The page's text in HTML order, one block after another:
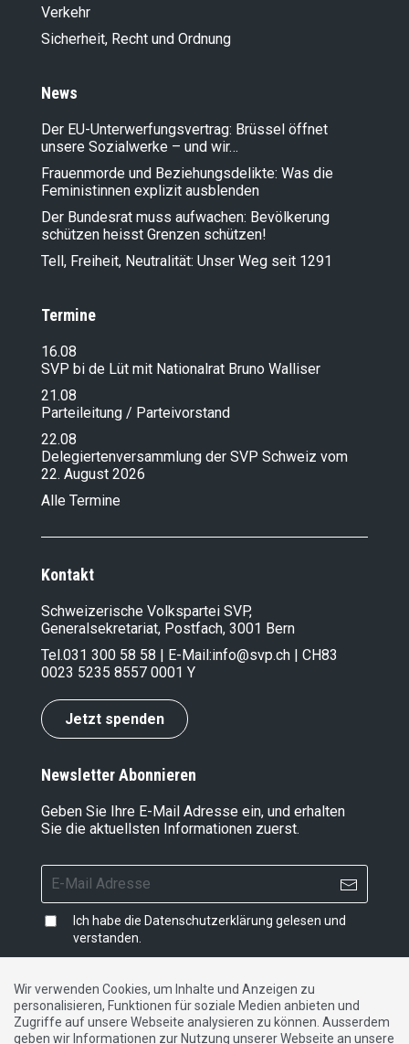
Verkehr
Sicherheit, Recht und Ordnung
News
Der EU-Unterwerfungsvertrag: Brüssel öffnet
unsere Sozialwerke – und wir…
Frauenmorde und Beziehungsdelikte: Was die
Feministinnen explizit ausblenden
Der Bundesrat muss aufwachen: Bevölkerung
schützen heisst Grenzen schützen!
Tell, Freiheit, Neutralität: Unser Weg seit 1291
Termine
16.08
SVP bi de Lüt mit Nationalrat Bruno Walliser
21.08
Parteileitung / Parteivorstand
22.08
Delegiertenversammlung der SVP Schweiz vom
22. August 2026
Alle Termine
Kontakt
Schweizerische Volkspartei SVP,
Generalsekretariat, Postfach, 3001 Bern
Tel.031 300 58 58 | E-Mail:info@svp.ch | CH83
0023 5235 8557 0001 Y
Jetzt spenden
Newsletter Abonnieren
Geben Sie Ihre E-Mail Adresse ein, und erhalten
Sie die aktuellsten Informationen zuerst.
Ich habe die Datenschutzerklärung gelesen und
verstanden.
Impressum|Datenschutzerklärung|Kontakt
Wir verwenden Cookies, um Inhalte und Anzeigen zu
personalisieren, Funktionen für soziale Medien anbieten und
Zugriffe auf unsere Webseite analysieren zu können. Ausserdem
geben wir Informationen zur Nutzung unserer Webseite an unsere